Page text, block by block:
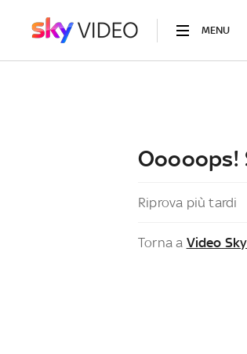
MENU
Ooooops!
Riprova più tardi
Torna a Video Sky